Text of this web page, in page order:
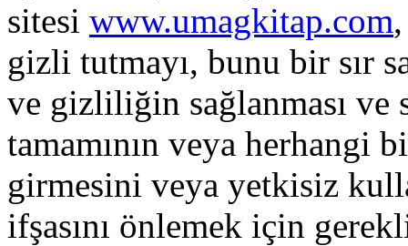
sitesi www.umagkitap.com
gizli tutmayı, bunu bir sır
ve gizliliğin sağlanması
tamamının veya herhangi
girmesini veya yetkisiz
ifşasını önlemek için